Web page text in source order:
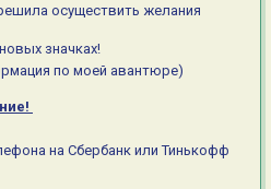
осуществить желания
значках!
по моей авантюре)
на Сбербанк или Тинькофф